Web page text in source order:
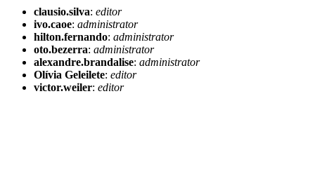
clausio.silva: editor
ivo.caoe: administrator
hilton.fernando: administrator
oto.bezerra: administrator
alexandre.brandalise: administrator
Olívia Geleilete: editor
victor.weiler: editor